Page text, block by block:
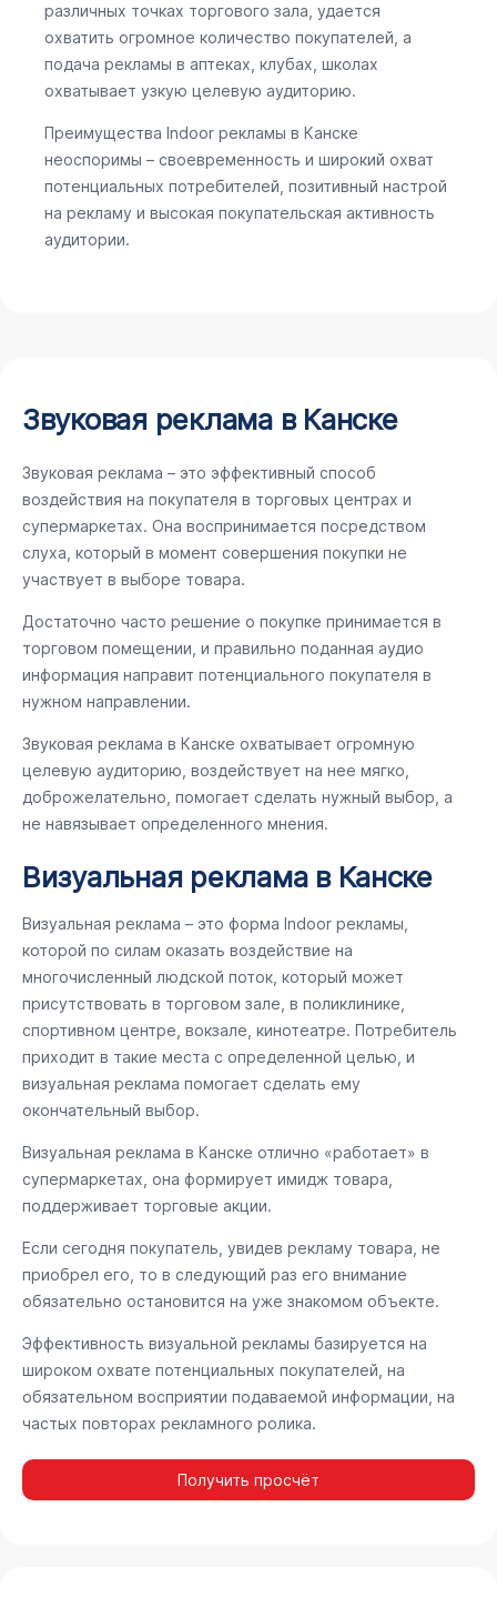
различных точках торгового зала, удается
охватить огромное количество покупателей, а
подача рекламы в аптеках, клубах, школах
охватывает узкую целевую аудиторию.
Преимущества Indoor рекламы в Канске
неоспоримы – своевременность и широкий охват
потенциальных потребителей, позитивный настрой
на рекламу и высокая покупательская активность
аудитории.
Звуковая реклама в Канске
Звуковая реклама – это эффективный способ
воздействия на покупателя в торговых центрах и
супермаркетах. Она воспринимается посредством
слуха, который в момент совершения покупки не
участвует в выборе товара.
Достаточно часто решение о покупке принимается в
торговом помещении, и правильно поданная аудио
информация направит потенциального покупателя в
нужном направлении.
Звуковая реклама в Канске охватывает огромную
целевую аудиторию, воздействует на нее мягко,
доброжелательно, помогает сделать нужный выбор, а
не навязывает определенного мнения.
Визуальная реклама в Канске
Визуальная реклама – это форма Indoor рекламы,
которой по силам оказать воздействие на
многочисленный людской поток, который может
присутствовать в торговом зале, в поликлинике,
спортивном центре, вокзале, кинотеатре. Потребитель
приходит в такие места с определенной целью, и
визуальная реклама помогает сделать ему
окончательный выбор.
Визуальная реклама в Канске отлично «работает» в
супермаркетах, она формирует имидж товара,
поддерживает торговые акции.
Если сегодня покупатель, увидев рекламу товара, не
приобрел его, то в следующий раз его внимание
обязательно остановится на уже знакомом объекте.
Эффективность визуальной рекламы базируется на
широком охвате потенциальных покупателей, на
обязательном восприятии подаваемой информации, на
частых повторах рекламного ролика.
Получить просчёт